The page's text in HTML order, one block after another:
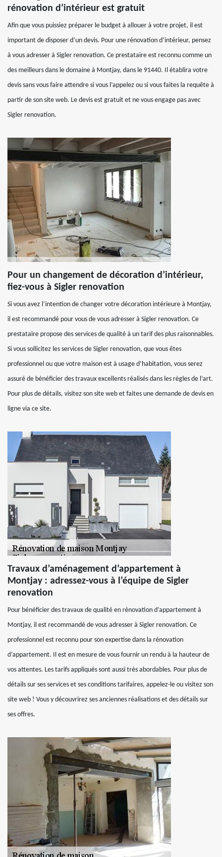
rénovation d’intérieur est gratuit
Afin que vous puissiez préparer le budget à allouer à votre projet, il est
important de disposer d’un devis. Pour une rénovation d’intérieur, pensez
à vous adresser à Sigler renovation. Ce prestataire est reconnu comme un
des meilleurs dans le domaine à Montjay, dans le 91440. Il établira votre
devis sans vous faire attendre si vous l’appelez ou si vous faites la requête à
partir de son site web. Le devis est gratuit et ne vous engage pas avec
Sigler renovation.
Pour un changement de décoration d’intérieur,
fiez-vous à Sigler renovation
Si vous avez l’intention de changer votre décoration intérieure à Montjay,
il est recommandé pour vous de vous adresser à Sigler renovation. Ce
prestataire propose des services de qualité à un tarif des plus raisonnables.
Si vous sollicitez les services de Sigler renovation, que vous êtes
professionnel ou que votre maison est à usage d’habitation, vous serez
assuré de bénéficier des travaux excellents réalisés dans les règles de l’art.
Pour plus de détails, visitez son site web et faites une demande de devis en
ligne via ce site.
Travaux d’aménagement d’appartement à
Montjay : adressez-vous à l’équipe de Sigler
renovation
Pour bénéficier des travaux de qualité en rénovation d’appartement à
Montjay, il est recommandé de vous adresser à Sigler renovation. Ce
professionnel est reconnu pour son expertise dans la rénovation
d’appartement. Il est en mesure de vous fournir un rendu à la hauteur de
vos attentes. Les tarifs appliqués sont aussi très abordables. Pour plus de
détails sur ses services et ses conditions tarifaires, appelez-le ou visitez son
site web ! Vous y découvrirez ses anciennes réalisations et des détails sur
ses offres.